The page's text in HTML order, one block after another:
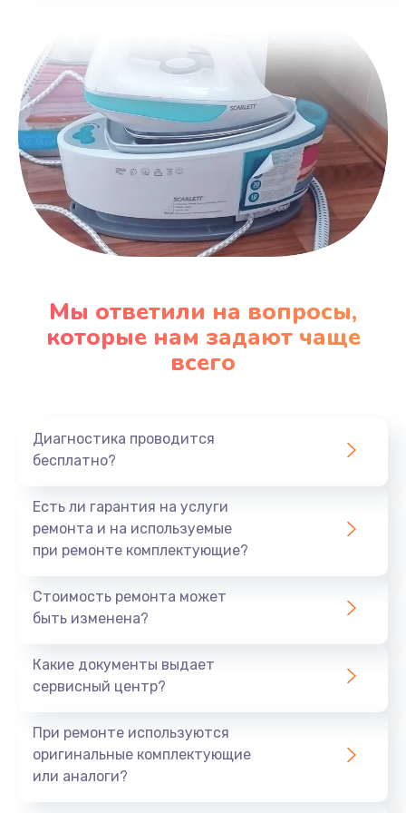
Замена вентилятора
970 руб.
Заказать
Замена таймера
1170 руб.
Заказать
1210 руб.
Заказать
Заказать
1190 руб.
Заказать
Замена термостата
Заказать
3390 руб.
Заказать
Мы ответили на вопросы,
которые нам задают чаще
всего
Диагностика проводится
бесплатно?
Есть ли гарантия на услуги
ремонта и на используемые
при ремонте комплектующие?
Стоимость ремонта может
быть изменена?
Какие документы выдает
сервисный центр?
При ремонте используются
оригинальные комплектующие
или аналоги?